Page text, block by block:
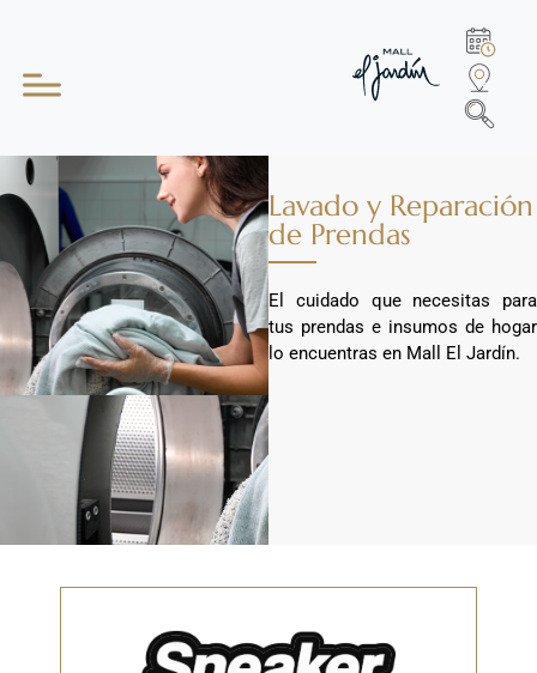
Lavado y Reparación
de Prendas
El cuidado que necesitas para
tus prendas e insumos de hogar
lo encuentras en Mall El Jardín.